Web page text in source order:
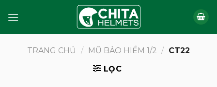
qua
TRANG CHỦ
/ MŨ BẢO HIỂM 1/2 / CT22
LỌC